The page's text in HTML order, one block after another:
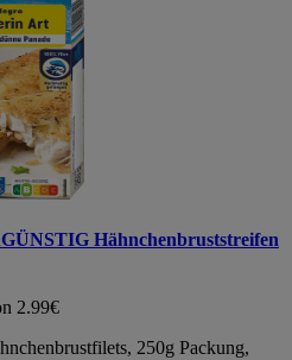
Hähnchenbruststreifen
2.99€
250g Packung,